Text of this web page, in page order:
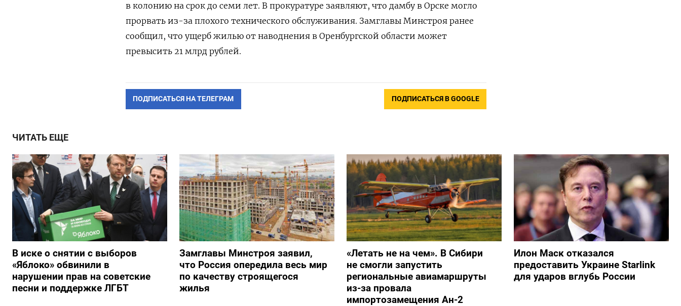
в колонию на срок до семи лет. В прокуратуре заявляют, что дамбу в Орске могло
прорвать из-за плохого технического обслуживания. Замглавы Минстроя ранее
сообщил, что ущерб жилью от наводнения в Оренбургской области может
превысить 21 млрд рублей.
ПОДПИСАТЬСЯ НА ТЕЛЕГРАМ ПОДПИСАТЬСЯ В GOOGLE
ЧИТАТЬ ЕЩЕ
В иске о снятии с выборов
«Яблоко» обвинили в
нарушении прав на советские
песни и поддержке ЛГБТ
Замглавы Минстроя заявил,
что Россия опередила весь мир
по качеству строящегося
жилья
«Летать не на чем». В Сибири
не смогли запустить
региональные авиамаршруты
из-за провала
импортозамещения Ан-2
Илон Маск отказался
предоставить Украине Starlink
для ударов вглубь России